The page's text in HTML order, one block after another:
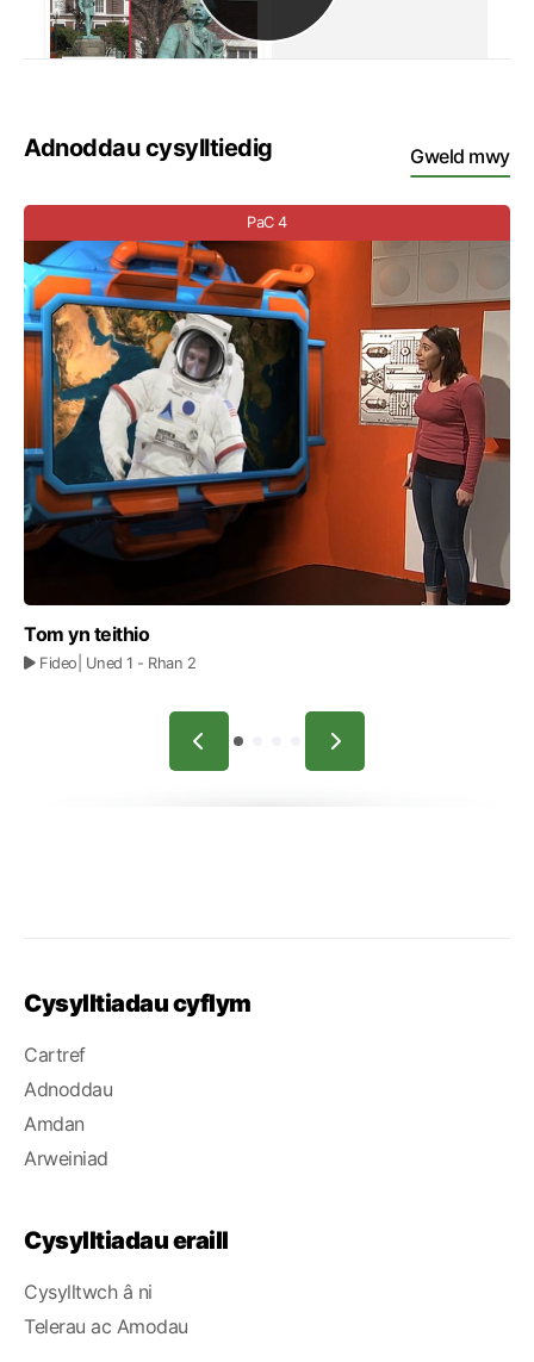
Adnoddau cysylltiedig Gweld mwy
PaC 4
Tom yn teithio
Fideo | Uned 1 - Rhan 2
Cysylltiadau cyflym
Cartref
Adnoddau
Amdan
Arweiniad
Cysylltiadau eraill
Cysylltwch â ni
Telerau ac Amodau